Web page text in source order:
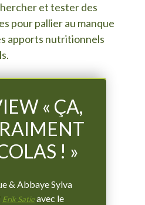
et tester des
pour pallier au manque
apports nutritionnels
« ÇA,
! »
& Abbaye Sylva
Erik Satieavec le